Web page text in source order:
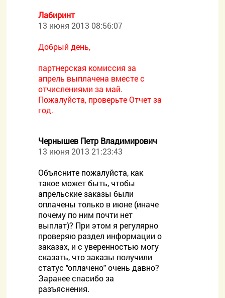
Лабиринт
13 июня 2013 08:56:07
Добрый день,
партнерская комиссия за
апрель выплачена вместе с
отчислениями за май.
Пожалуйста, проверьте Отчет за
год.
Чернышев Петр Владимирович
13 июня 2013 21:23:43
Объясните пожалуйста, как
такое может быть, чтобы
апрельские заказы были
оплачены только в июне (иначе
почему по ним почти нет
выплат)? При этом я регулярно
проверяю раздел информации о
заказах, и с уверенностью могу
сказать, что заказы получили
статус "оплачено" очень давно?
Заранее спасибо за
разъяснения.